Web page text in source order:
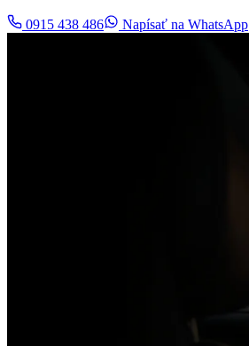
0915 438 486 Napísať na WhatsApp